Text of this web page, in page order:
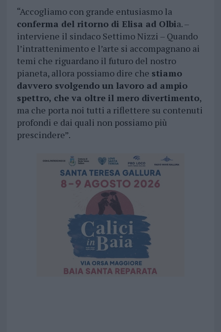
“Accogliamo con grande entusiasmo la
conferma del ritorno di Elisa ad Olbia. –
interviene il sindaco Settimo Nizzi – Quando
l’intrattenimento e l’arte si accompagnano ai
temi che riguardano il futuro del nostro
pianeta, allora possiamo dire che stiamo
davvero svolgendo un lavoro ad ampio
spettro, che va oltre il mero divertimento,
ma che porta noi tutti a riflettere su contenuti
profondi e dai quali non possiamo più
prescindere”.